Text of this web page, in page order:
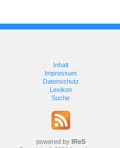
Inhalt
Impressum
Datenschutz
Lexikon
Suche
powered by IReS